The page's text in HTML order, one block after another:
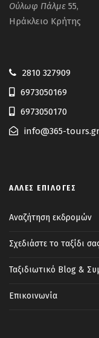
Ούλωφ Πάλμε 55,
Ηράκλειο Κρήτης
2810 327909
6973050169
6973050170
info@365-tours.gr
ΆΛΛΕΣ ΕΠΙΛΟΓΈΣ
Αναζήτηση εκδρομών
Σχεδιάστε το ταξίδι
Ταξιδιωτικό Blog &
Επικοινωνία